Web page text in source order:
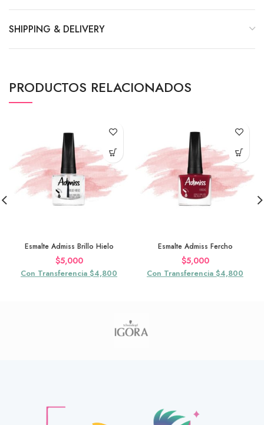
SHIPPING & DELIVERY
PRODUCTOS RELACIONADOS
Esmalte Admiss Brillo Hielo
$5,000
Con Transferencia $4,800
Esmalte Admiss Fercho
$5,000
Con Transferencia $4,800